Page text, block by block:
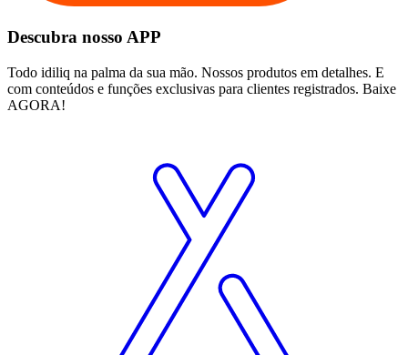
Descubra nosso APP
Todo idiliq na palma da sua mão. Nossos produtos em detalhes. E
com conteúdos e funções exclusivas para clientes registrados. Baixe
AGORA!